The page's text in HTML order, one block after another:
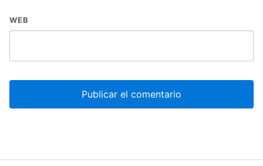
WEB